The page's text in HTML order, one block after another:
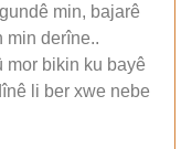
min, bajarê
min derîne..
mor bikin ku bayê
li ber xwe nebe